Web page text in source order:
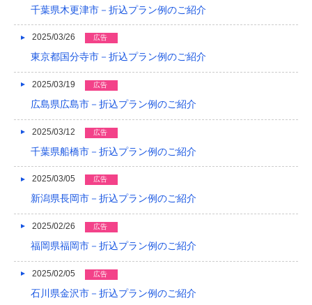
2014/06
2014/05
2014/04
2014/03
2013/12
2013/11
2013/09
2013/08
2013/07
千葉県木更津市－折込プラン例のご紹介
2025/03/26 広告
東京都国分寺市－折込プラン例のご紹介
2025/03/19 広告
広島県広島市－折込プラン例のご紹介
2025/03/12 広告
千葉県船橋市－折込プラン例のご紹介
2025/03/05 広告
新潟県長岡市－折込プラン例のご紹介
2025/02/26 広告
福岡県福岡市－折込プラン例のご紹介
2025/02/05 広告
石川県金沢市－折込プラン例のご紹介